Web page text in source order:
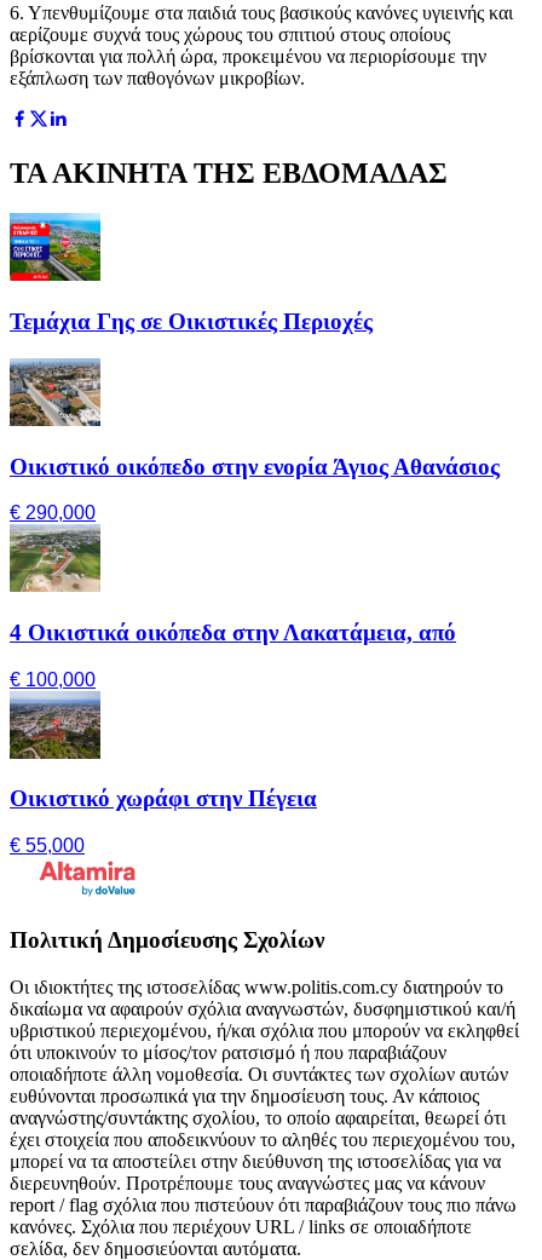
6. Υπενθυμίζουμε στα παιδιά τους βασικούς κανόνες υγιεινής και
αερίζουμε συχνά τους χώρους του σπιτιού στους οποίους
βρίσκονται για πολλή ώρα, προκειμένου να περιορίσουμε την
εξάπλωση των παθογόνων μικροβίων.
ΤΑ ΑΚΙΝΗΤΑ ΤΗΣ ΕΒΔΟΜΑΔΑΣ
Τεμάχια Γης σε Οικιστικές Περιοχές
Οικιστικό οικόπεδο στην ενορία Άγιος Αθανάσιος
€ 290,000
4 Οικιστικά οικόπεδα στην Λακατάμεια, από
€ 100,000
Οικιστικό χωράφι στην Πέγεια
€ 55,000
Πολιτική Δημοσίευσης Σχολίων
Οι ιδιοκτήτες της ιστοσελίδας www.politis.com.cy διατηρούν το
δικαίωμα να αφαιρούν σχόλια αναγνωστών, δυσφημιστικού και/ή
υβριστικού περιεχομένου, ή/και σχόλια που μπορούν να εκληφθεί
ότι υποκινούν το μίσος/τον ρατσισμό ή που παραβιάζουν
οποιαδήποτε άλλη νομοθεσία. Οι συντάκτες των σχολίων αυτών
ευθύνονται προσωπικά για την δημοσίευση τους. Αν κάποιος
αναγνώστης/συντάκτης σχολίου, το οποίο αφαιρείται, θεωρεί ότι
έχει στοιχεία που αποδεικνύουν το αληθές του περιεχομένου του,
μπορεί να τα αποστείλει στην διεύθυνση της ιστοσελίδας για να
διερευνηθούν. Προτρέπουμε τους αναγνώστες μας να κάνουν
report / flag σχόλια που πιστεύουν ότι παραβιάζουν τους πιο πάνω
κανόνες. Σχόλια που περιέχουν URL / links σε οποιαδήποτε
σελίδα, δεν δημοσιεύονται αυτόματα.